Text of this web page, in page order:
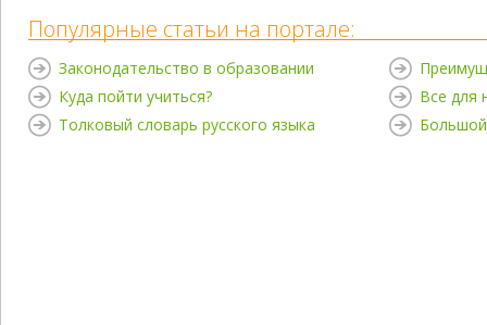
Популярные статьи на портале:
Законодательство в образовании
Куда пойти учиться?
Толковый словарь русского языка
Все для
Большой